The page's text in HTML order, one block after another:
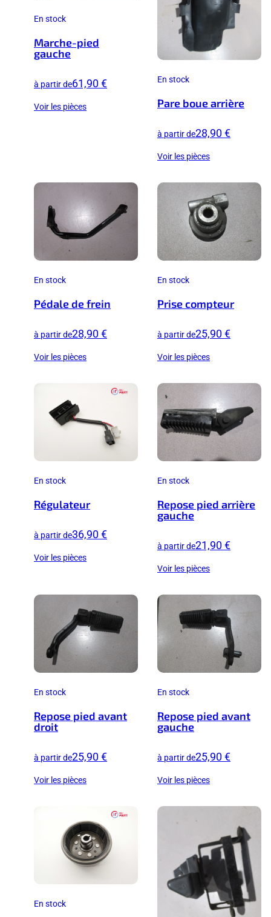
En stock
Marche-pied
gauche
à partir de61,90 €
Voir les pièces
En stock
Pare boue arrière
à partir de28,90 €
Voir les pièces
En stock
Pédale de frein
à partir de28,90 €
Voir les pièces
En stock
Prise compteur
à partir de25,90 €
Voir les pièces
En stock
Régulateur
à partir de36,90 €
Voir les pièces
En stock
Repose pied arrière
gauche
à partir de21,90 €
Voir les pièces
En stock
Repose pied avant
droit
à partir de25,90 €
Voir les pièces
En stock
Repose pied avant
gauche
à partir de25,90 €
Voir les pièces
En stock